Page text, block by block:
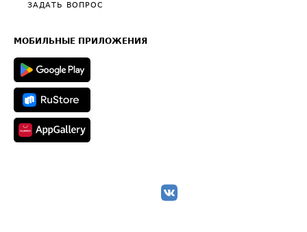
Общие положения
Техническая информация
ЗАДАТЬ ВОПРОС
МОБИЛЬНЫЕ ПРИЛОЖЕНИЯ